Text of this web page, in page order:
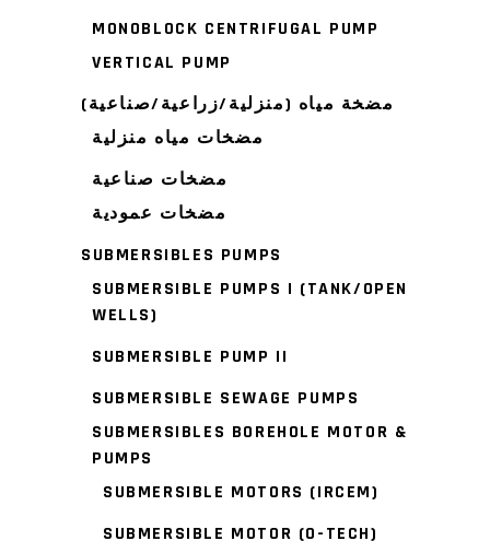
MONOBLOCK CENTRIFUGAL PUMP
VERTICAL PUMP
مضخة مياه (منزلية/زراعية/صناعية)
مضخات مياه منزلية
مضخات صناعية
مضخات عمودية
SUBMERSIBLES PUMPS
SUBMERSIBLE PUMPS I (TANK/OPEN
WELLS)
SUBMERSIBLE PUMP II
SUBMERSIBLE SEWAGE PUMPS
SUBMERSIBLES BOREHOLE MOTOR &
PUMPS
SUBMERSIBLE MOTORS (IRCEM)
SUBMERSIBLE MOTOR (O-TECH)